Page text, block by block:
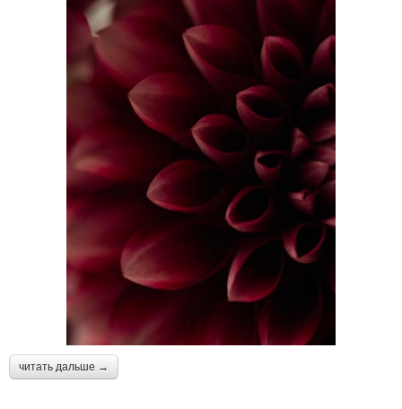
читать дальше →